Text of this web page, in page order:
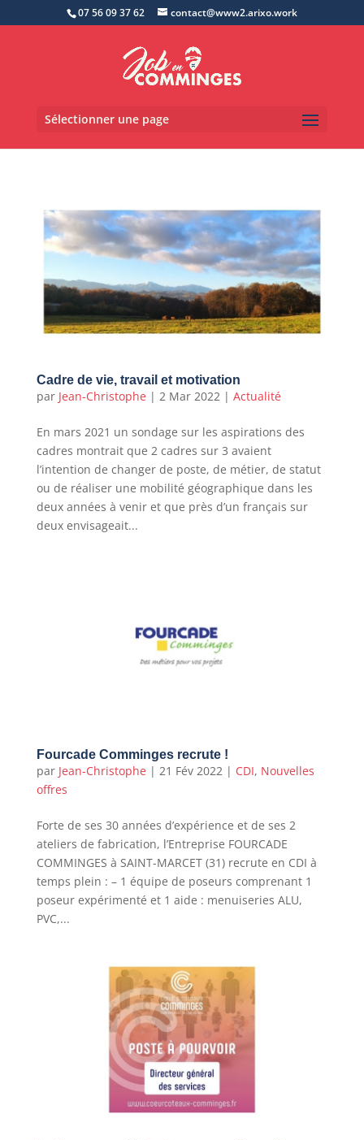
07 56 09 37 62 contact@www2.arixo.work
Sélectionner une page
Cadre de vie, travail et motivation
par Jean-Christophe | 2 Mar 2022| Actualité
En mars 2021 un sondage sur les aspirations des
cadres montrait que 2 cadres sur 3 avaient
l’intention de changer de poste, de métier, de statut
ou de réaliser une mobilité géographique dans les
deux années à venir et que près d’un français sur
deux envisageait...
Fourcade Comminges recrute !
par Jean-Christophe | 21 Fév 2022| CDI, Nouvelles
offres
Forte de ses 30 années d’expérience et de ses 2
ateliers de fabrication, l’Entreprise FOURCADE
COMMINGES à SAINT-MARCET (31) recrute en CDI à
temps plein : – 1 équipe de poseurs comprenant 1
poseur expérimenté et 1 aide : menuiseries ALU,
PVC,...